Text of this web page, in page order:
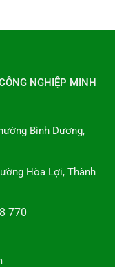
NGHIỆP MINH
Bình Dương,
Hòa Lợi, Thành
770